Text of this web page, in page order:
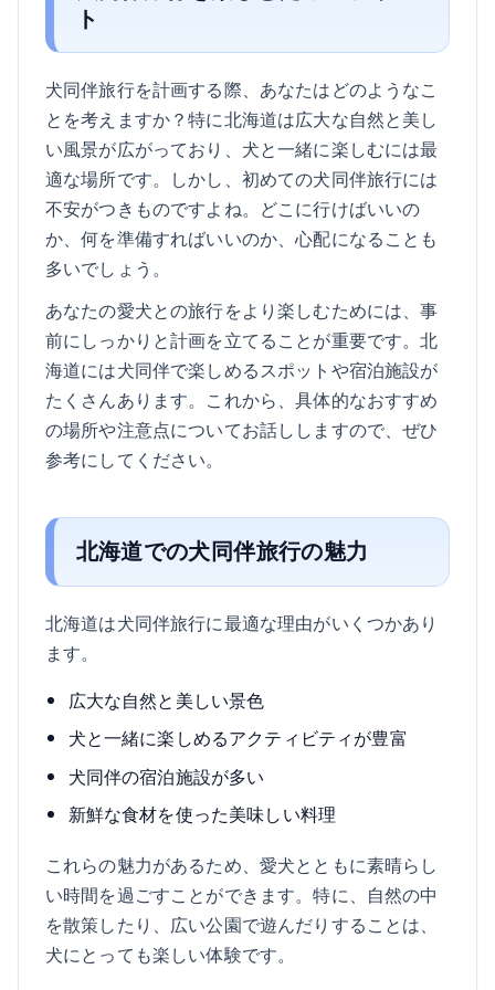
ト
犬同伴旅行を計画する際、あなたはどのようなこ
とを考えますか？特に北海道は広大な自然と美し
い風景が広がっており、犬と一緒に楽しむには最
適な場所です。しかし、初めての犬同伴旅行には
不安がつきものですよね。どこに行けばいいの
か、何を準備すればいいのか、心配になることも
多いでしょう。
あなたの愛犬との旅行をより楽しむためには、事
前にしっかりと計画を立てることが重要です。北
海道には犬同伴で楽しめるスポットや宿泊施設が
たくさんあります。これから、具体的なおすすめ
の場所や注意点についてお話ししますので、ぜひ
参考にしてください。
北海道での犬同伴旅行の魅力
北海道は犬同伴旅行に最適な理由がいくつかあり
ます。
広大な自然と美しい景色
犬と一緒に楽しめるアクティビティが豊富
犬同伴の宿泊施設が多い
新鮮な食材を使った美味しい料理
これらの魅力があるため、愛犬とともに素晴らし
い時間を過ごすことができます。特に、自然の中
を散策したり、広い公園で遊んだりすることは、
犬にとっても楽しい体験です。